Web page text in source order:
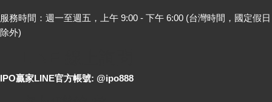
服務時間：週一至週五，上午 9:00 - 下午 6:00 (台灣時間，國定假日
除外)
IPO贏家LINE官方帳號: @ipo888